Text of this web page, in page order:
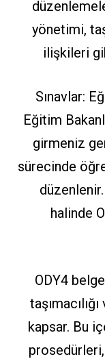
yönetimi,
ilişkileri
Sınavlar:
Eğitim
girmeniz
sürecinde
düzenlenir.
halinde
ODY4
kapsar. Bu